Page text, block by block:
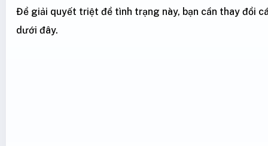
Để giải quyết triệt để tình trạng này, bạn cần thay đổi
dưới đây.